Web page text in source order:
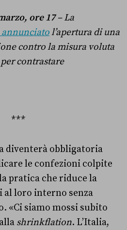
ore 17– La
annunciatol’apertura di una
contro la misura voluta
contrastare
***
diventerà obbligatoria
le confezioni colpite
pratica che riduce la
loro interno senza
«Ci siamo mossi subito
shrinkflation. L’Italia,